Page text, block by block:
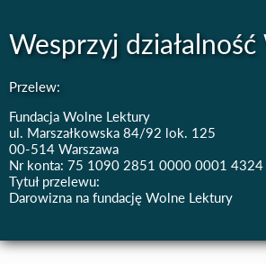
Wesprzyj
Przelew:
Fundacja Wolne Lektury
ul. Marszałkowska 84/92 lok. 125
00-514 Warszawa
Nr konta: 75 1090 2851 0000 0001
Tytuł przelewu:
Darowizna na fundację Wolne Lektury